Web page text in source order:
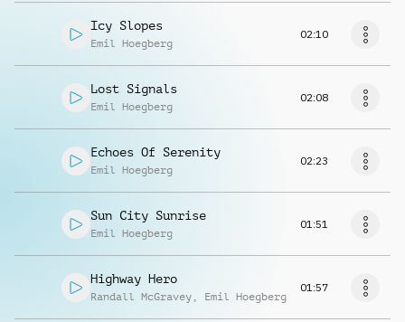
Icy Slopes
Emil Hoegberg
02:10
Lost Signals
Emil Hoegberg
02:08
Echoes Of Serenity
Emil Hoegberg
02:23
Sun City Sunrise
Emil Hoegberg
01:51
Highway Hero
Randall McGravey , Emil Hoegberg
01:57